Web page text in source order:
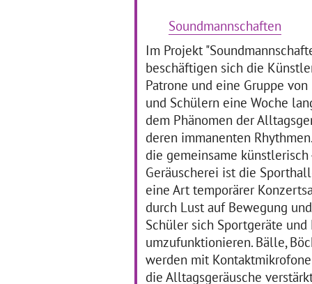
Soundmannschaften
Im Projekt
beschäftigen sich die
Patrone und eine Gruppe
und Schülern eine Woche
dem Phänomen der
deren immanenten
die gemeinsame
Geräuscherei ist die
eine Art temporärer
durch Lust auf Bewegung
Schüler sich Sportgeräte
umzufunktionieren. Bälle,
werden mit
die Alltagsgeräusche
Zum vierten Mal feierte die
Heinz-Brandt-Schule am 23.
April bereits den Welttag
besonderen Feiertag mit
Wurzeln in Katalonien
(Spanien). Ziel der Heinz-
Brandt-Schule ist, die
… mehr